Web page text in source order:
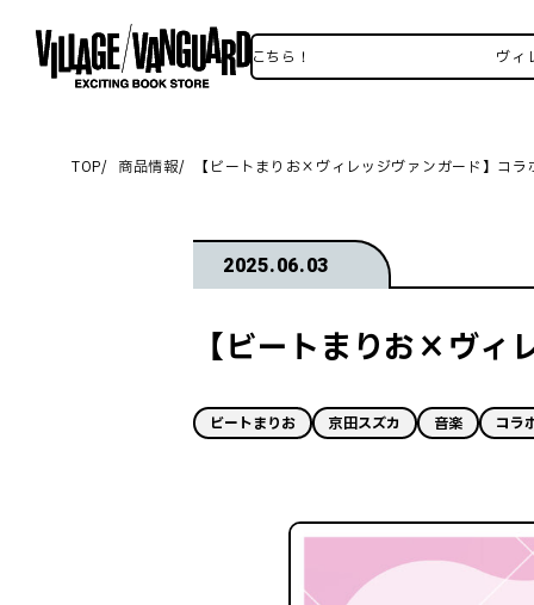
ヴィレヴァンSNSいろいろはこちら！ ヴィレヴァ
TOP 商品情報 【ビートまりお×ヴィレッジヴァンガード】コ
2025.06.03
【ビートまりお×ヴィ
ビートまりお 京田スズカ 音楽 コラ